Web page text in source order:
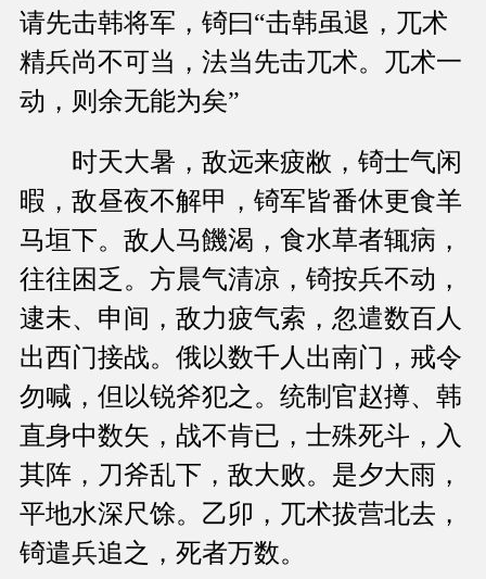
请先击韩将军，锜曰“击韩虽退，兀术
精兵尚不可当，法当先击兀术。兀术一
动，则余无能为矣”
时天大暑，敌远来疲敝，锜士气闲
暇，敌昼夜不解甲，锜军皆番休更食羊
马垣下。敌人马饑渴，食水草者辄病，
往往困乏。方晨气清凉，锜按兵不动，
逮未、申间，敌力疲气索，忽遣数百人
出西门接战。俄以数千人出南门，戒令
勿喊，但以锐斧犯之。统制官赵撙、韩
直身中数矢，战不肯已，士殊死斗，入
其阵，刀斧乱下，敌大败。是夕大雨，
平地水深尺馀。乙卯，兀术拔营北去，
锜遣兵追之，死者万数。